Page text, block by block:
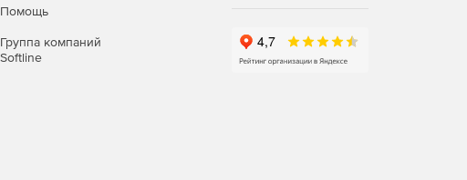
Помощь
Группа компаний
Softline